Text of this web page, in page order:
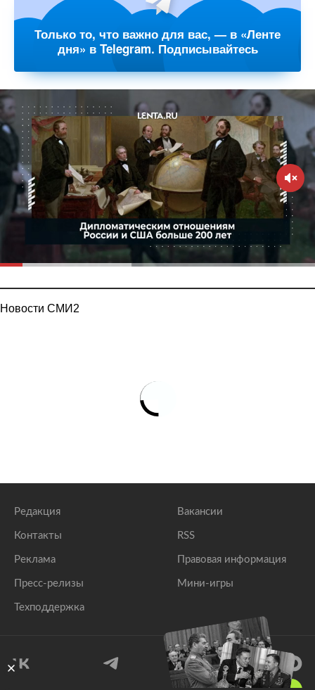
Только то, что важно для вас, — в «Ленте
дня» в Telegram. Подписывайтесь
Новости СМИ2
Редакция
Контакты
Реклама
Пресс-релизы
Техподдержка
Вакансии
RSS
Правовая информация
Мини-игры